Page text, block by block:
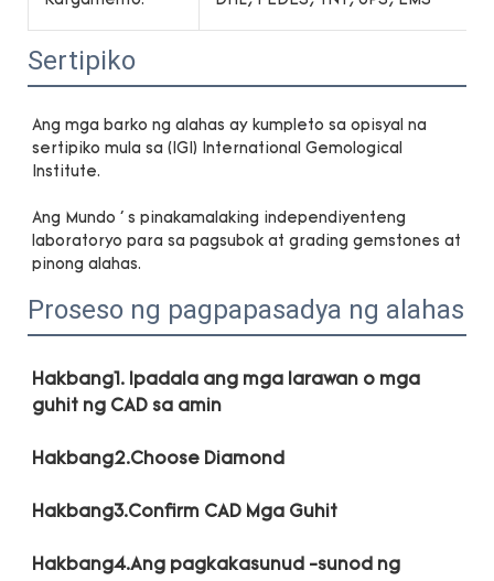
Sertipiko
Ang mga barko ng alahas ay kumpleto sa opisyal na
sertipiko mula sa (IGI) International Gemological
Ang Mundo ' s pinakamalaking independiyenteng
laboratoryo para sa pagsubok at grading gemstones at
Proseso ng pagpapasadya ng alahas
Hakbang1. Ipadala ang mga larawan o mga
Hakbang4.Ang pagkakasunud -sunod ng